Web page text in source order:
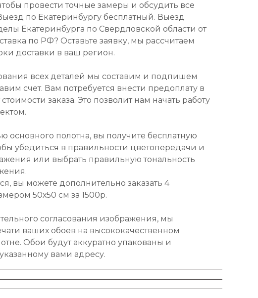
провести точные замеры и обсудить все
по Екатеринбургу бесплатный. Выезд
Екатеринбурга по Свердловской области от
по РФ? Оставьте заявку, мы рассчитаем
доставки в ваш регион.
всех деталей мы составим и подпишем
счет. Вам потребуется внести предоплату в
заказа. Это позволит нам начать работу
основного полотна, вы получите бесплатную
убедиться в правильности цветопередачи и
или выбрать правильную тональность
вы можете дополнительно заказать 4
50х50 см за 1500р.
согласования изображения, мы
ваших обоев на высококачественном
Обои будут аккуратно упакованы и
вами адресу.